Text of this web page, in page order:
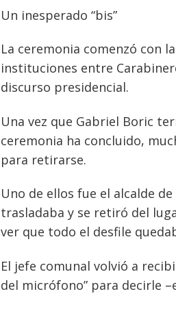
Un inesperado “bis”
La ceremonia comenzó con
instituciones entre
discurso presidencial.
Una vez que Gabriel Boric
ceremonia ha concluido,
para retirarse.
Uno de ellos fue el alcalde
trasladaba y se retiró del
ver que todo el desfile
El jefe comunal volvió a
del micrófono” para decirle